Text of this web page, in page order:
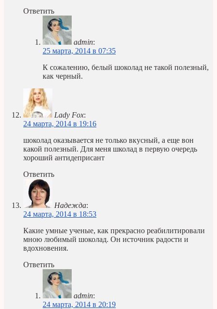
Ответить
admin:
25 марта, 2014 в 07:35
К сожалению, белый шоколад не такой полезный,
как черный.
Lady Fox:
24 марта, 2014 в 19:16
шоколад оказывается не только вкусный, а еще вон
какой полезный. Для меня школад в первую очередь
хороший антидеприсант
Ответить
Надежда:
24 марта, 2014 в 18:53
Какие умные ученые, как прекрасно реабилитировали
мною любимый шоколад. Он источник радости и
вдохновения.
Ответить
admin:
24 марта, 2014 в 20:19